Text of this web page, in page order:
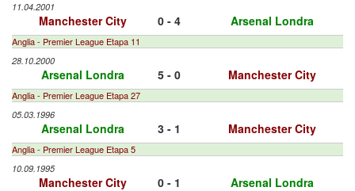
11.04.2001
Manchester City 0 - 4 Arsenal Londra
Anglia - Premier League Etapa 11
28.10.2000
Arsenal Londra 5 - 0 Manchester City
Anglia - Premier League Etapa 27
05.03.1996
Arsenal Londra 3 - 1 Manchester City
Anglia - Premier League Etapa 5
10.09.1995
Manchester City 0 - 1 Arsenal Londra